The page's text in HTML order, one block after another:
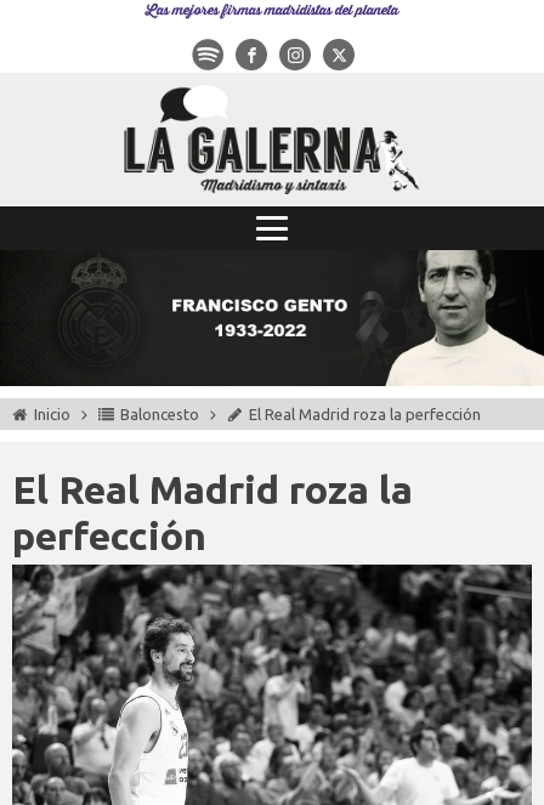
Las mejores firmas madridistas del planeta
Inicio Baloncesto El Real Madrid roza la perfección
El Real Madrid roza la
perfección